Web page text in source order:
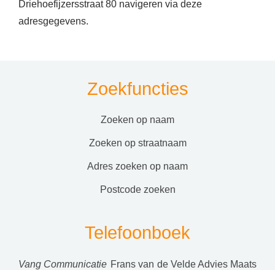
Driehoefijzersstraat 80 navigeren via deze
adresgegevens.
Zoekfuncties
zoeken op naam
zoeken op straatnaam
adres zoeken op naam
postcode zoeken
Telefoonboek
Vang Communicatie Frans van de Velde Advies Maats